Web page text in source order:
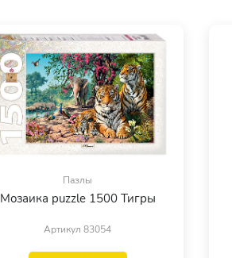
Пазлы
Мозаика puzzle 1500 Тигры
Артикул 83054